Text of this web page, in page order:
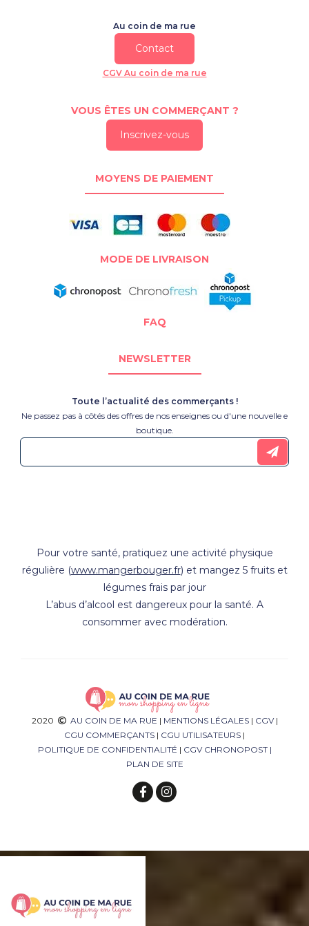
Au coin de ma rue
Contact
CGV Au coin de ma rue
VOUS ÊTES UN COMMERÇANT ?
Inscrivez-vous
MOYENS DE PAIEMENT
MODE DE LIVRAISON
FAQ
NEWSLETTER
Toute l’actualité des commerçants !
Ne passez pas à côtés des offres de nos enseignes ou d'une nouvelle e
boutique.
Pour votre santé, pratiquez une activité physique
régulière (www.mangerbouger.fr) et mangez 5 fruits et
légumes frais par jour
L’abus d’alcool est dangereux pour la santé. A
consommer avec modération.
2020 AU COIN DE MA RUE | MENTIONS LÉGALES| CGV|
CGU COMMERÇANTS | CGU UTILISATEURS |
POLITIQUE DE CONFIDENTIALITÉ | CGV CHRONOPOST |
PLAN DE SITE